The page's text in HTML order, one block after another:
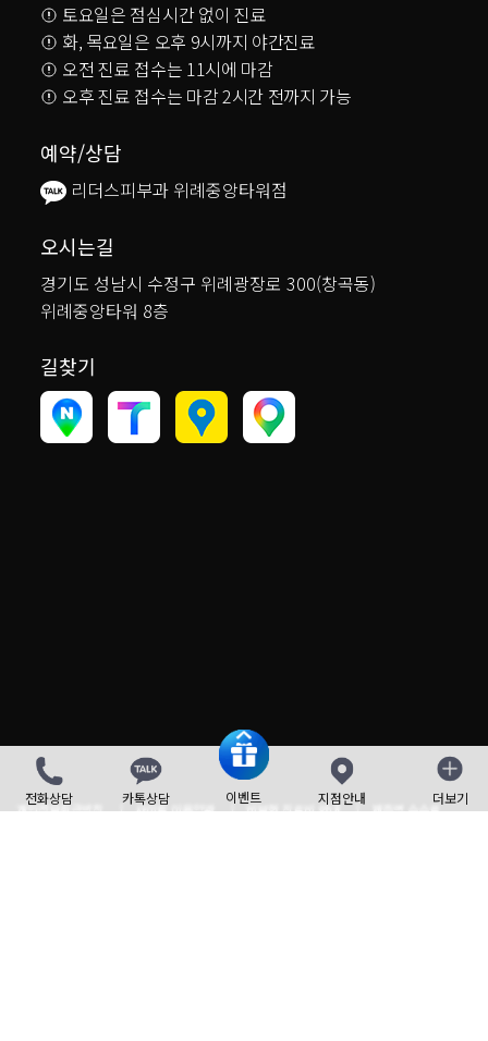
토요일은 점심시간 없이 진료
화, 목요일은 오후 9시까지 야간진료
오전 진료 접수는 11시에 마감
오후 진료 접수는 마감 2시간 전까지 가능
예약/상담
리더스피부과 위례중앙타워점
오시는길
경기도 성남시 수정구 위례광장로 300(창곡동)
위례중앙타워 8층
길찾기
개인정보취급방침 사이트 이용약관 비보험 진료비 안내 제증명 수수료
닫기
전화상담 카톡상담 이벤트 지점안내 더보기